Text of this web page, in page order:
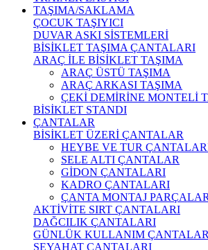
TAŞIMA/SAKLAMA
ÇOCUK TAŞIYICI
DUVAR ASKI SİSTEMLERİ
BİSİKLET TAŞIMA ÇANTALARI
ARAÇ İLE BİSİKLET TAŞIMA
ARAÇ ÜSTÜ TAŞIMA
ARAÇ ARKASI TAŞIMA
ÇEKİ DEMİRİNE MONTELİ
BİSİKLET STANDI
ÇANTALAR
BİSİKLET ÜZERİ ÇANTALAR
HEYBE VE TUR
SELE ALTI ÇANTALAR
GİDON ÇANTALARI
KADRO ÇANTALARI
ÇANTA MONTAJ
AKTİVİTE SIRT ÇANTALARI
DAĞCILIK ÇANTALARI
GÜNLÜK KULLANIM
SEYAHAT ÇANTALARI